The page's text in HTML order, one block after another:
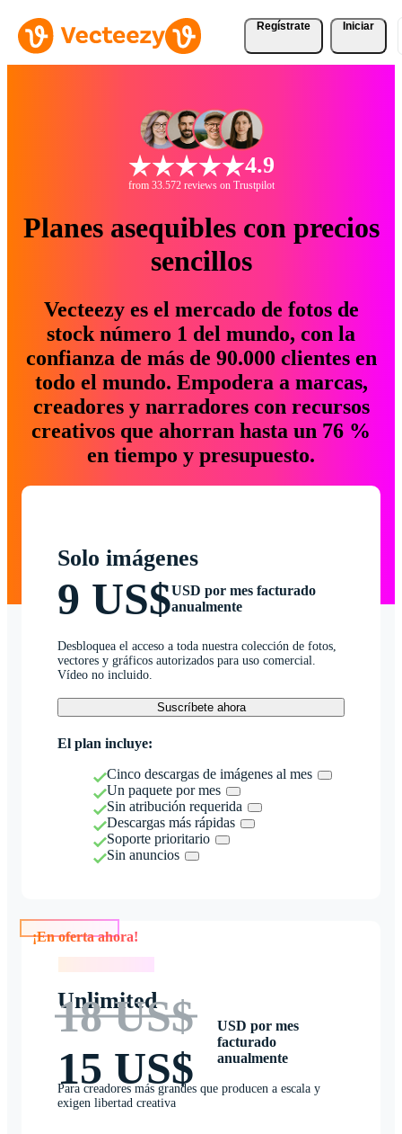
Regístrate Iniciar
4.9
from 33.572 reviews on Trustpilot
Planes asequibles con precios
sencillos
Vecteezy es el mercado de fotos de
stock número 1 del mundo, con la
confianza de más de 90.000 clientes en
todo el mundo. Empodera a marcas,
creadores y narradores con recursos
creativos que ahorran hasta un 76 %
en tiempo y presupuesto.
Solo imágenes
9 US$USD por mes facturado
anualmente
Desbloquea el acceso a toda nuestra colección de fotos,
vectores y gráficos autorizados para uso comercial.
Vídeo no incluido.
Suscríbete ahora
El plan incluye:
Cinco descargas de imágenes al mes
Un paquete por mes
Sin atribución requerida
Descargas más rápidas
Soporte prioritario
Sin anuncios
Unlimited
18 US$
15 US$
USD por mes
facturado
anualmente
Para creadores más grandes que producen a escala y
exigen libertad creativa